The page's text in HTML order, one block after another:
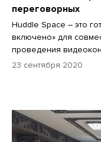
переговорных
Huddle Space – это
включено» для
проведения
23 сентября 2020